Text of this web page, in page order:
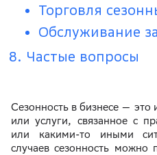
Торговля
Обслуживание
Частые вопросы
Сезонность в бизнесе — это
или услуги, связанное с
или какими-то иными
случаев сезонность можно